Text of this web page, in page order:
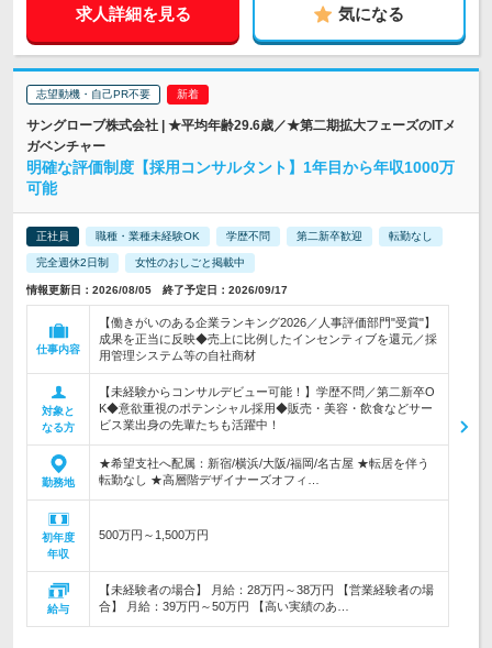
求人詳細を見る 気になる
志望動機・自己PR不要
サングローブ株式会社 | ★平均年齢29.6歳／★第二期拡大フェーズのITメ
ガベンチャー
明確な評価制度【採用コンサルタント】1年目から年収1000万
可能
正社員 職種・業種未経験OK 学歴不問 第二新卒歓迎 転勤なし
完全週休2日制 女性のおしごと掲載中
情報更新日：2026/08/05 終了予定日：2026/09/17
仕事内容
【働きがいのある企業ランキング2026／人事評価部門"受賞"】
成果を正当に反映◆売上に比例したインセンティブを還元／採
用管理システム等の自社商材
対象と
なる方
【未経験からコンサルデビュー可能！】学歴不問／第二新卒O
K◆意欲重視のポテンシャル採用◆販売・美容・飲食などサー
ビス業出身の先輩たちも活躍中！
勤務地
★希望支社へ配属：新宿/横浜/大阪/福岡/名古屋 ★転居を伴う
転勤なし ★高層階デザイナーズオフィ…
初年度
年収
500万円～1,500万円
給与
【未経験者の場合】 月給：28万円～38万円 【営業経験者の場
合】 月給：39万円～50万円 【高い実績のあ…